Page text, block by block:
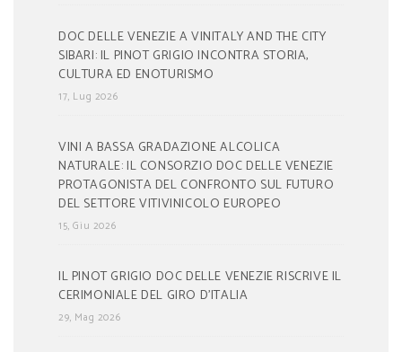
DOC DELLE VENEZIE A VINITALY AND THE CITY
SIBARI: IL PINOT GRIGIO INCONTRA STORIA,
CULTURA ED ENOTURISMO
17, Lug 2026
VINI A BASSA GRADAZIONE ALCOLICA
NATURALE: IL CONSORZIO DOC DELLE VENEZIE
PROTAGONISTA DEL CONFRONTO SUL FUTURO
DEL SETTORE VITIVINICOLO EUROPEO
15, Giu 2026
IL PINOT GRIGIO DOC DELLE VENEZIE RISCRIVE IL
CERIMONIALE DEL GIRO D’ITALIA
29, Mag 2026